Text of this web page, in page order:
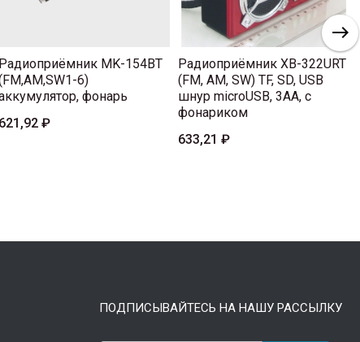
Радиоприёмник MK-154BT
6)
фонарь
621,92 ₽
Радиоприёмник XB-322URT
(FM, AM, SW) TF, SD, USB
шнур microUSB, 3AA, с
фонариком
633,21 ₽
ПОДПИСЫВАЙТЕСЬ НА НАШУ РАССЫЛКУ